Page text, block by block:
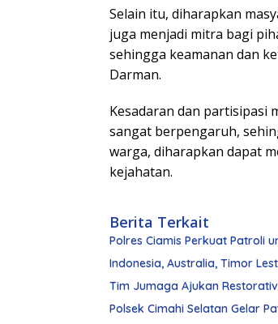
Selain itu, diharapkan
juga menjadi mitra bagi
sehingga keamanan dan
Darman.
Kesadaran dan partisipasi
sangat berpengaruh,
warga, diharapkan dapat
kejahatan.
Berita Terkait
Polres Ciamis Perkuat Patroli
Indonesia, Australia, Timor
Tim Jumaga Ajukan
Polsek Cimahi Selatan Gelar